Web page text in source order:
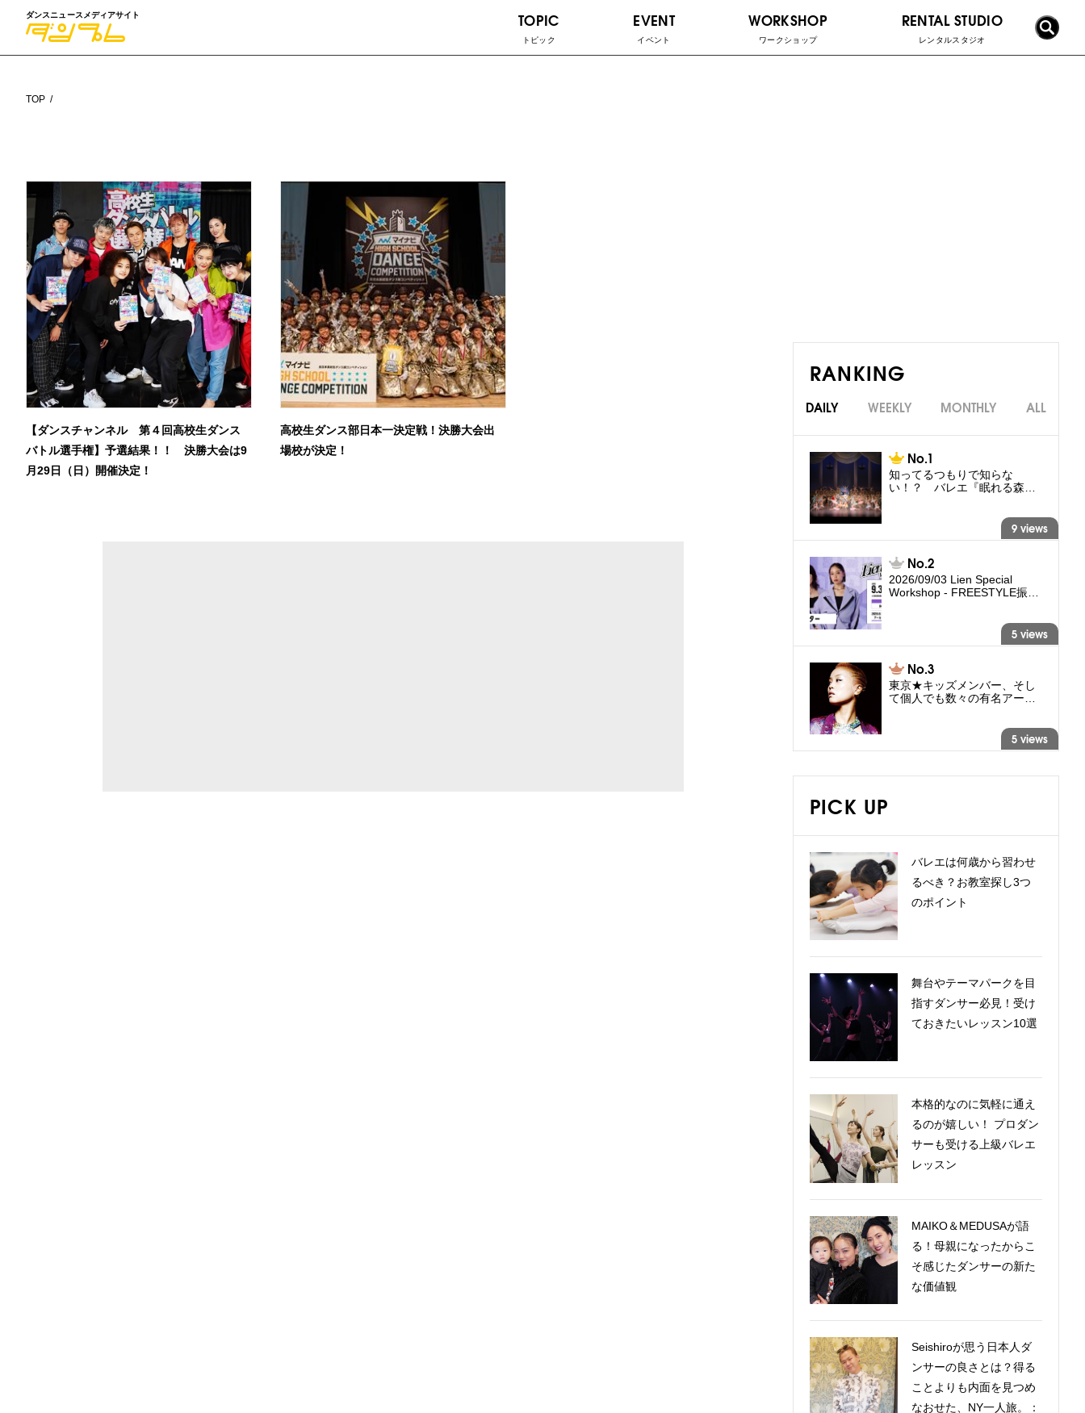
ダンスニュースメディアサイト TOPIC
トピック
EVENT
イベント
WORKSHOP
ワークショップ
RENTAL STUDIO
レンタルスタジオ
TOP
【ダンスチャンネル 第４回高校生ダンス
バトル選手権】予選結果！！ 決勝大会は9
月29日（日）開催決定！
高校生ダンス部日本一決定戦！決勝大会出
場校が決定！
RANKING
DAILY WEEKLY MONTHLY ALL
知ってるつもりで知らな
い！？ バレエ『眠れる森…
9 views
2026/09/03 Lien Special
Workshop - FREESTYLE振…
5 views
東京★キッズメンバー、そし
て個人でも数々の有名アー…
5 views
PICK UP
バレエは何歳から習わせ
るべき？お教室探し3つ
のポイント
舞台やテーマパークを目
指すダンサー必見！受け
ておきたいレッスン10選
本格的なのに気軽に通え
るのが嬉しい！ プロダン
サーも受ける上級バレエ
レッスン
MAIKO＆MEDUSAが語
る！母親になったからこ
そ感じたダンサーの新た
な価値観
Seishiroが思う日本人ダ
ンサーの良さとは？得る
ことよりも内面を見つめ
なおせた、NY一人旅。：